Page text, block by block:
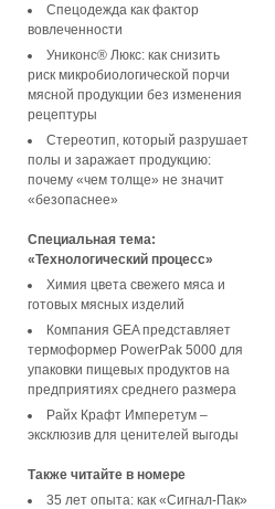
Спецодежда как фактор
вовлеченности
Униконс® Люкс: как снизить
риск микробиологической порчи
мясной продукции без изменения
рецептуры
Стереотип, который разрушает
полы и заражает продукцию:
почему «чем толще» не значит
«безопаснее»
Специальная тема:
«Технологический процесс»
Химия цвета свежего мяса и
готовых мясных изделий
Компания GEA представляет
термоформер PowerPak 5000 для
упаковки пищевых продуктов на
предприятиях среднего размера
Райх Крафт Имперетум –
эксклюзив для ценителей выгоды
Также читайте в номере
35 лет опыта: как «Сигнал-Пак»